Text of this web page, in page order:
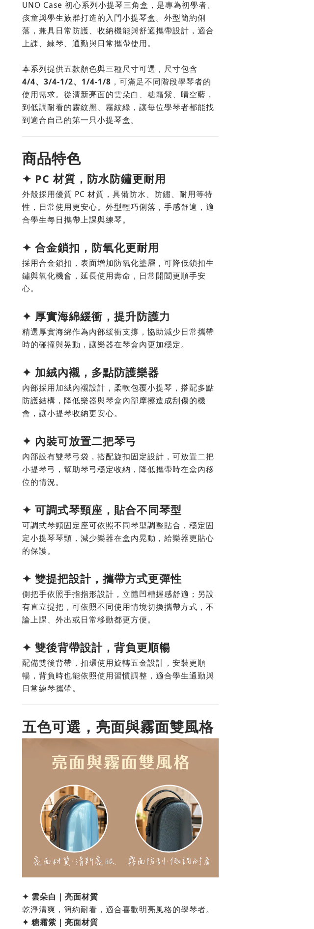
UNO Case 初心系列小提琴三角盒，是專為初學者、
孩童與學生族群打造的入門小提琴盒。外型簡約俐
落，兼具日常防護、收納機能與舒適攜帶設計，適合
上課、練琴、通勤與日常攜帶使用。
本系列提供五款顏色與三種尺寸可選，尺寸包含
4/4、3/4-1/2、1/4-1/8 ，可滿足不同階段學琴者的
使用需求。從清新亮面的雲朵白、糖霜紫、晴空藍，
到低調耐看的霧紋黑、霧紋綠，讓每位學琴者都能找
到適合自己的第一只小提琴盒。
商品特色
✦ PC 材質，防水防鏽更耐用
外殼採用優質 PC 材質，具備防水、防鏽、耐用等特
性，日常使用更安心。外型輕巧俐落，手感舒適，適
合學生每日攜帶上課與練琴。
✦ 合金鎖扣，防氧化更耐用
採用合金鎖扣，表面增加防氧化塗層，可降低鎖扣生
鏽與氧化機會，延長使用壽命，日常開闔更順手安
心。
✦ 厚實海綿緩衝，提升防護力
精選厚實海綿作為內部緩衝支撐，協助減少日常攜帶
時的碰撞與晃動，讓樂器在琴盒內更加穩定。
✦ 加絨內襯，多點防護樂器
內部採用加絨內襯設計，柔軟包覆小提琴，搭配多點
防護結構，降低樂器與琴盒內部摩擦造成刮傷的機
會，讓小提琴收納更安心。
✦ 內裝可放置二把琴弓
內部設有雙琴弓袋，搭配旋扣固定設計，可放置二把
小提琴弓，幫助琴弓穩定收納，降低攜帶時在盒內移
位的情況。
✦ 可調式琴頸座，貼合不同琴型
可調式琴頸固定座可依照不同琴型調整貼合，穩定固
定小提琴琴頸，減少樂器在盒內晃動，給樂器更貼心
的保護。
✦ 雙提把設計，攜帶方式更彈性
側把手依照手指指形設計，立體凹槽握感舒適；另設
有直立提把，可依照不同使用情境切換攜帶方式，不
論上課、外出或日常移動都更方便。
✦ 雙後背帶設計，背負更順暢
配備雙後背帶，扣環使用旋轉五金設計，安裝更順
暢，背負時也能依照使用習慣調整，適合學生通勤與
日常練琴攜帶。
五色可選，亮面與霧面雙風格
✦ 雲朵白｜亮面材質
乾淨清爽，簡約耐看，適合喜歡明亮風格的學琴者。
✦ 糖霜紫｜亮面材質